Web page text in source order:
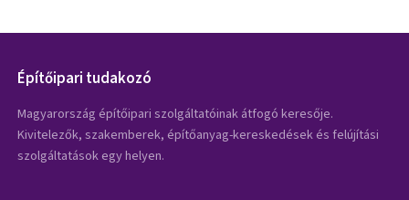
Építőipari tudakozó
Magyarország építőipari szolgáltatóinak átfogó keresője.
Kivitelezők, szakemberek, építőanyag-kereskedések és felújítási
szolgáltatások egy helyen.